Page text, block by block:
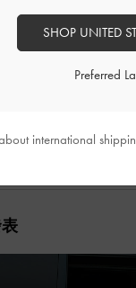
SHOP UNITED
Preferred
international